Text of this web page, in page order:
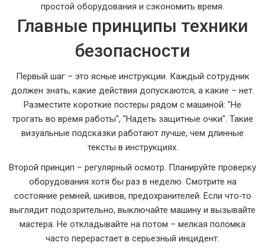
простой оборудования и сэкономить время.
Главные принципы техники
безопасности
Первый шаг – это ясные инструкции. Каждый сотрудник
должен знать, какие действия допускаются, а какие – нет.
Разместите короткие постеры рядом с машиной: "Не
трогать во время работы", "Надеть защитные очки". Такие
визуальные подсказки работают лучше, чем длинные
тексты в инструкциях.
Второй принцип – регулярный осмотр. Планируйте проверку
оборудования хотя бы раз в неделю. Смотрите на
состояние ремней, шкивов, предохранителей. Если что‑то
выглядит подозрительно, выключайте машину и вызывайте
мастера. Не откладывайте на потом – мелкая поломка
часто перерастает в серьезный инцидент.